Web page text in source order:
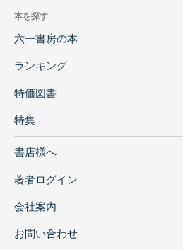
本を探す
六一書房の本
ランキング
特価図書
特集
書店様へ
著者ログイン
会社案内
お問い合わせ